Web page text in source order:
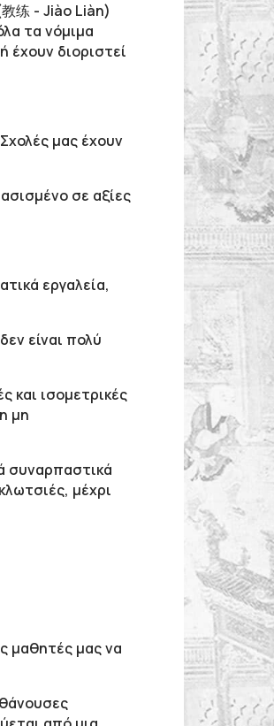
练 - Jiào Liàn)
τα νόμιμα
διοριστεί
μας έχουν
σε αξίες
εργαλεία,
είναι πολύ
και ισομετρικές
μη
συναρπαστικά
μέχρι
μαθητές μας να